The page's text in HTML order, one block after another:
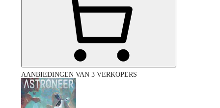
AANBIEDINGEN VAN 3 VERKOPERS